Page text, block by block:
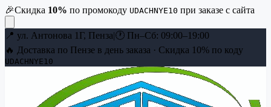
🎉Скидка 10% по промокоду UDACHNYE10 при заказе с сайта
📍 ул. Антонова 1Г, Пенза|🕐 Пн–Сб: 09:00–19:00
🔥 Доставка по Пензе в день заказа · Скидка 10% по коду
UDACHNYE10